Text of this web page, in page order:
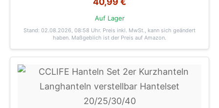
Auf Lager
Stand: 02.08.2026, 08:58 Uhr. Preis inkl. MwSt., kann sich geändert
haben. Maßgeblich ist der Preis auf Amazon.